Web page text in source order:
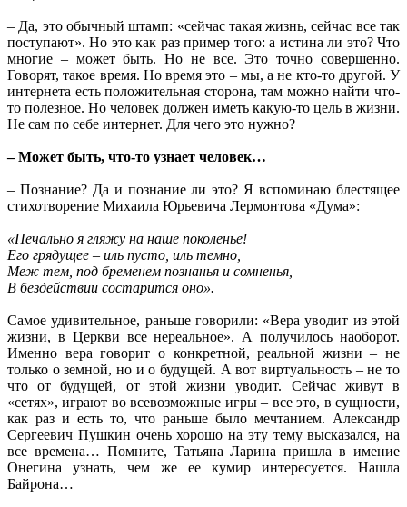
– Да, это обычный штамп: «сейчас такая жизнь, сейчас все так
поступают». Но это как раз пример того: а истина ли это? Что
многие – может быть. Но не все. Это точно совершенно.
Говорят, такое время. Но время это – мы, а не кто-то другой. У
интернета есть положительная сторона, там можно найти что-
то полезное. Но человек должен иметь какую-то цель в жизни.
Не сам по себе интернет. Для чего это нужно?
– Может быть, что-то узнает человек…
– Познание? Да и познание ли это? Я вспоминаю блестящее
стихотворение Михаила Юрьевича Лермонтова «Дума»:
«Печально я гляжу на наше поколенье!
Его грядущее – иль пусто, иль темно,
Меж тем, под бременем познанья и сомненья,
В бездействии состарится оно».
Самое удивительное, раньше говорили: «Вера уводит из этой
жизни, в Церкви все нереальное». А получилось наоборот.
Именно вера говорит о конкретной, реальной жизни – не
только о земной, но и о будущей. А вот виртуальность – не то
что от будущей, от этой жизни уводит. Сейчас живут в
«сетях», играют во всевозможные игры – все это, в сущности,
как раз и есть то, что раньше было мечтанием. Александр
Сергеевич Пушкин очень хорошо на эту тему высказался, на
все времена… Помните, Татьяна Ларина пришла в имение
Онегина узнать, чем же ее кумир интересуется. Нашла
Байрона…